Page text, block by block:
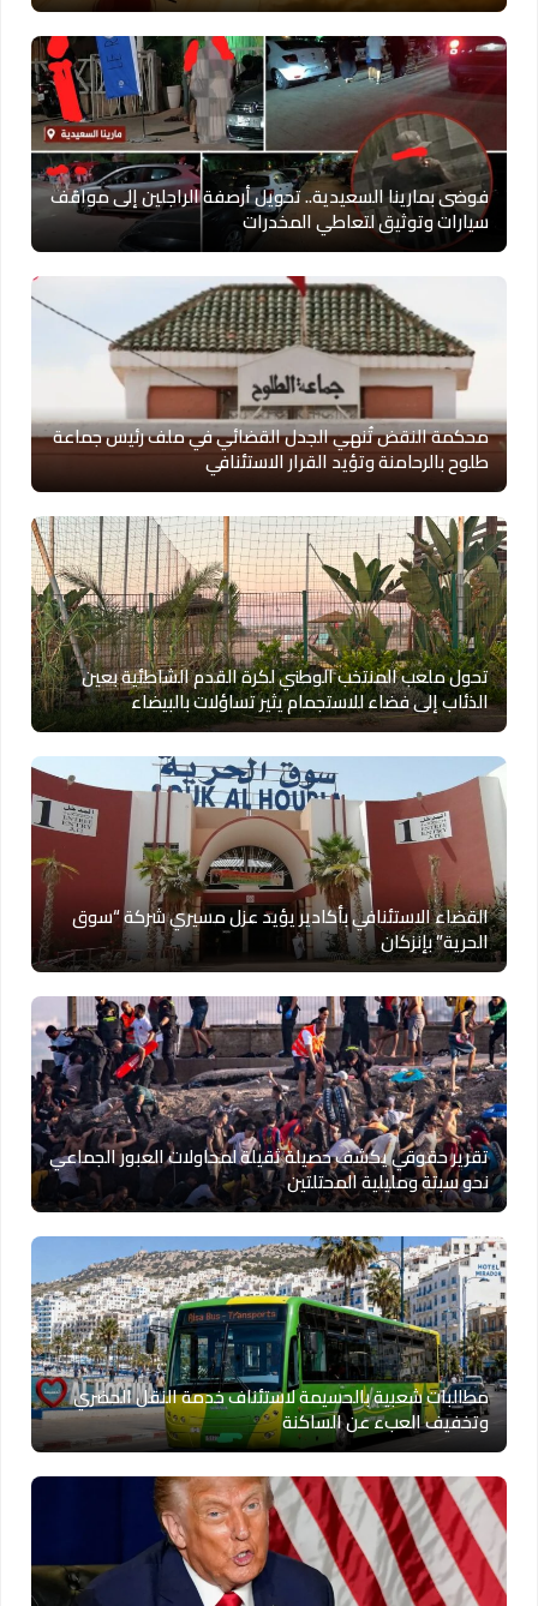
فوضى بمارينا السعيدية.. تحويل أرصفة الراجلين إلى مواقف
سيارات وتوثيق لتعاطي المخدرات
محكمة النقض تُنهي الجدل القضائي في ملف رئيس جماعة
طلوح بالرحامنة وتؤيد القرار الاستئنافي
تحول ملعب المنتخب الوطني لكرة القدم الشاطئية بعين
الذئاب إلى فضاء للاستجمام يثير تساؤلات بالبيضاء
القضاء الاستئنافي بأكادير يؤيد عزل مسيري شركة “سوق
الحرية” بإنزكان
تقرير حقوقي يكشف حصيلة ثقيلة لمحاولات العبور الجماعي
نحو سبتة ومليلية المحتلتين
مطالبات شعبية بالحسيمة لاستئناف خدمة النقل الحضري
وتخفيف العبء عن الساكنة